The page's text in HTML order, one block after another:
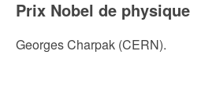
Prix Nobel de physique
Georges Charpak (CERN).